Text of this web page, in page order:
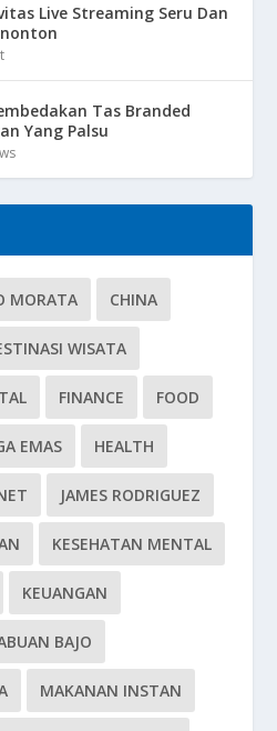
Live Streaming Seru Dan
Tas Branded
Yang Palsu
MORATA CHINA
WISATA
FINANCE FOOD
EMAS HEALTH
JAMES RODRIGUEZ
KESEHATAN MENTAL
KEUANGAN
BAJO
MAKANAN INSTAN